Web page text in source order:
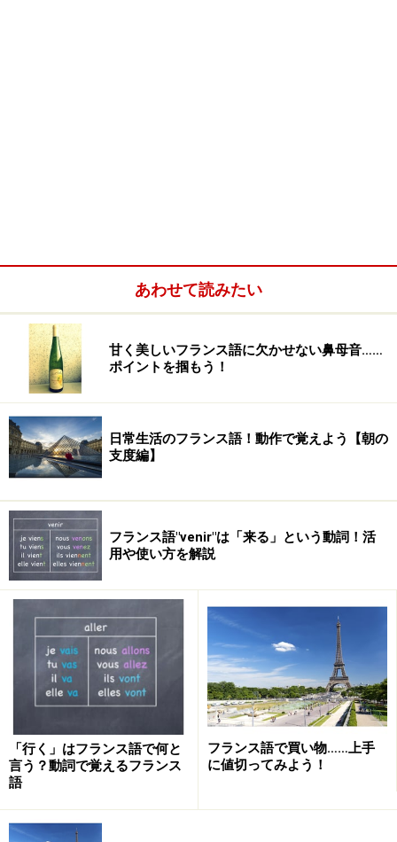
あわせて読みたい
甘く美しいフランス語に欠かせない鼻母音……
ポイントを掴もう！
日常生活のフランス語！動作で覚えよう【朝の
支度編】
フランス語"venir"は「来る」という動詞！活
用や使い方を解説
「行く」はフランス語で何と
言う？動詞で覚えるフランス
語
フランス語で買い物……上手
に値切ってみよう！